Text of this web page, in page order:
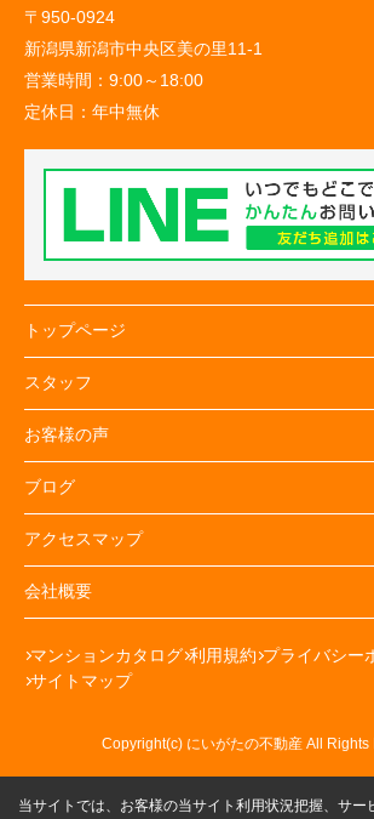
〒950-0924
新潟県新潟市中央区美の里11-1
営業時間： 9:00～18:00
定休日： 年中無休
トップページ
スタッフ
お客様の声
ブログ
アクセスマップ
会社概要
マンションカタログ 利用規約 プライバシー
サイトマップ
Copyright(c) にいがたの不動産 All Rights
当サイトでは、お客様の当サイト利用状況把握、サー